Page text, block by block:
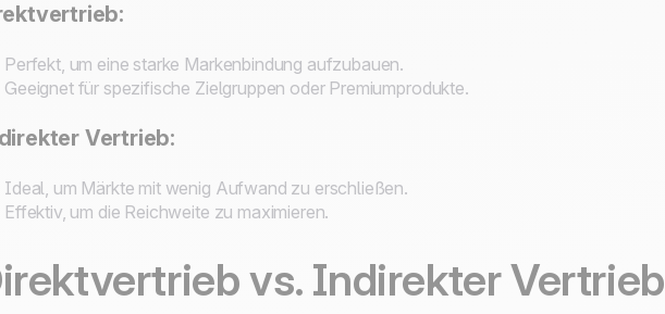
Perfekt, um eine starke Markenbindung aufzubauen.
Geeignet für spezifische Zielgruppen oder Premiumprodukte.
Vertrieb:
Ideal, um Märkte mit wenig Aufwand zu erschließen.
Effektiv, um die Reichweite zu maximieren.
vs. Indirekter Vertrieb